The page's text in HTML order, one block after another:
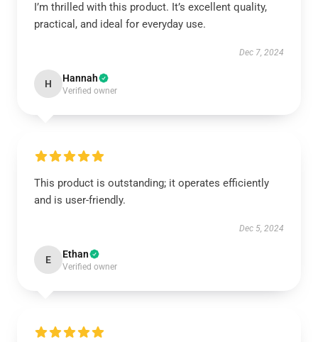
I’m thrilled with this product. It’s excellent quality,
practical, and ideal for everyday use.
Dec 7, 2024
H Hannah
Verified owner
This product is outstanding; it operates efficiently
and is user-friendly.
Dec 5, 2024
E Ethan
Verified owner